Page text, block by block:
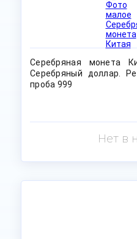
Серебряная монета
Серебряный доллар.
проба 999
Нет в